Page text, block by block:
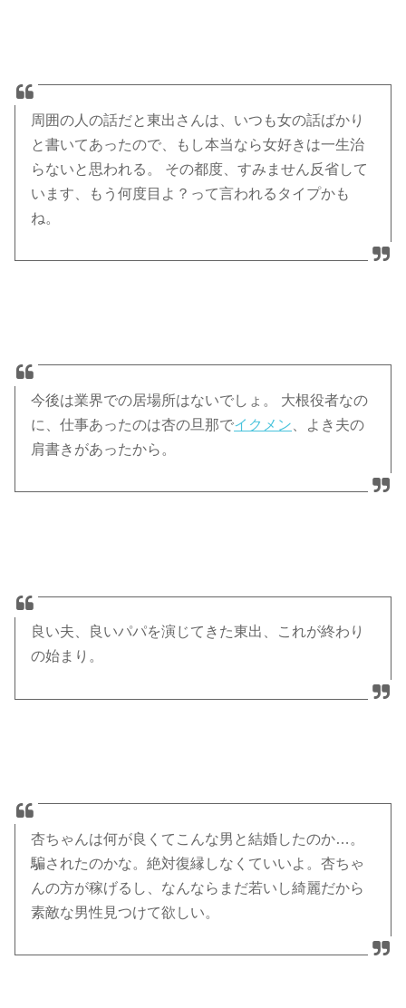
周囲の人の話だと東出さんは、いつも女の話ばかり
と書いてあったので、もし本当なら女好きは一生治
らないと思われる。 その都度、すみません反省して
います、もう何度目よ？って言われるタイプかも
ね。
今後は業界での居場所はないでしょ。 大根役者なの
に、仕事あったのは杏の旦那でイクメン 、よき夫の
肩書きがあったから。
良い夫、良いパパを演じてきた東出、これが終わり
の始まり。
杏ちゃんは何が良くてこんな男と結婚したのか…。
騙されたのかな。絶対復縁しなくていいよ。杏ちゃ
んの方が稼げるし、なんならまだ若いし綺麗だから
素敵な男性見つけて欲しい。